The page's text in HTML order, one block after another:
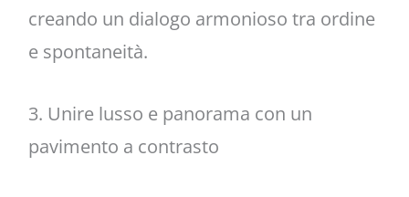
creando un dialogo armonioso tra ordine
e spontaneità.
3. Unire lusso e panorama con un
pavimento a contrasto